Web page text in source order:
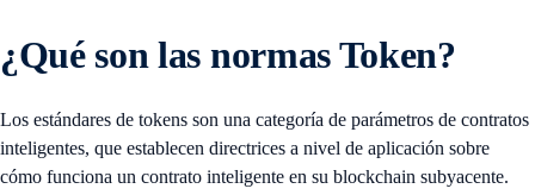
¿Qué son las normas Token?
Los estándares de tokens son una categoría de parámetros de contratos
inteligentes, que establecen directrices a nivel de aplicación sobre
cómo funciona un contrato inteligente en su blockchain subyacente.